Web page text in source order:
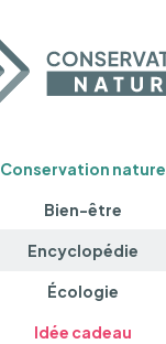
Conservation nature
Bien-être
Encyclopédie
Écologie
Idée cadeau